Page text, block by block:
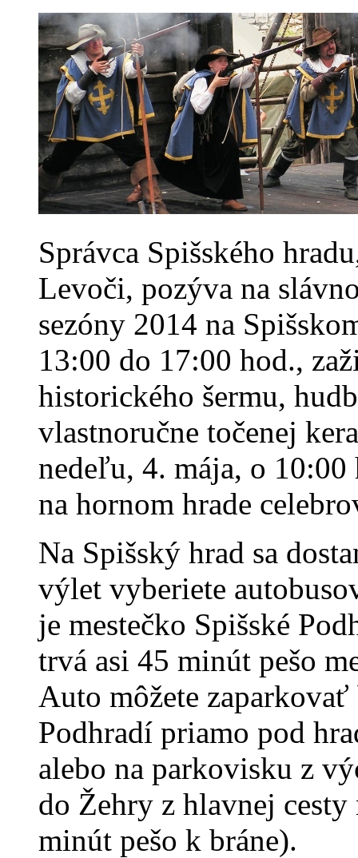
Správca Spišského
Levoči, pozýva na
sezóny 2014 na
13:00 do 17:00 hod.,
historického šermu,
vlastnoručne točenej
nedeľu, 4. mája, o
na hornom hrade
Na Spišský hrad sa
výlet vyberiete
je mestečko Spišské
trvá asi 45 minút pešo
Auto môžete
Podhradí priamo pod
alebo na parkovisku z
do Žehry z hlavnej
minút pešo k bráne).